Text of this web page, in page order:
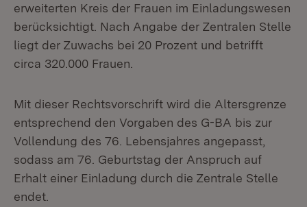
erweiterten Kreis der Frauen im Einladungswesen
berücksichtigt. Nach Angabe der Zentralen Stelle
liegt der Zuwachs bei 20 Prozent und betrifft
circa 320.000 Frauen.
Mit dieser Rechtsvorschrift wird die Altersgrenze
entsprechend den Vorgaben des G-BA bis zur
Vollendung des 76. Lebensjahres angepasst,
sodass am 76. Geburtstag der Anspruch auf
Erhalt einer Einladung durch die Zentrale Stelle
endet.